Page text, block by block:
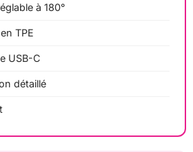
à 180°
TPE
USB-C
détaillé